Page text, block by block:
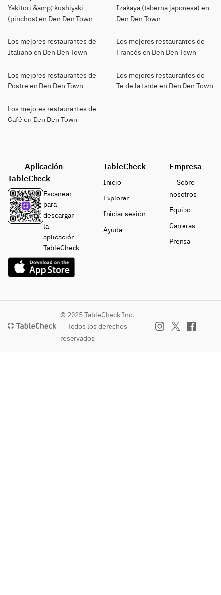
Yakitori &amp; kushiyaki
(pinchos) en Den Den Town
Izakaya (taberna japonesa) en
Den Den Town
Los mejores restaurantes de
Italiano en Den Den Town
Los mejores restaurantes de
Francés en Den Den Town
Los mejores restaurantes de
Postre en Den Den Town
Los mejores restaurantes de
Te de la tarde en Den Den Town
Los mejores restaurantes de
Café en Den Den Town
Aplicación
TableCheck
Escanear
para
descargar
la
aplicación
TableCheck
TableCheck
Inicio
Explorar
Iniciar sesión
Ayuda
Empresa
Sobre
nosotros
Equipo
Carreras
Prensa
© 2025 TableCheck Inc.
Todos los derechos
reservados